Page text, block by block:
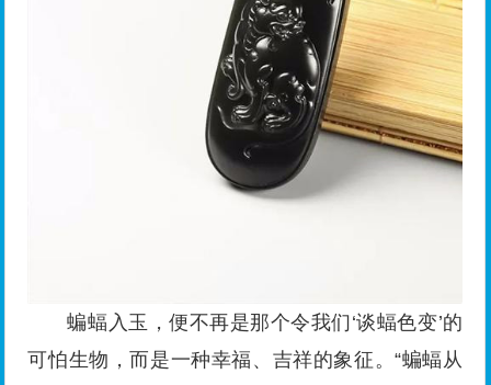
蝙蝠入玉，便不再是那个令我们‘谈蝠色变’的
可怕生物，而是一种幸福、吉祥的象征。“蝙蝠从